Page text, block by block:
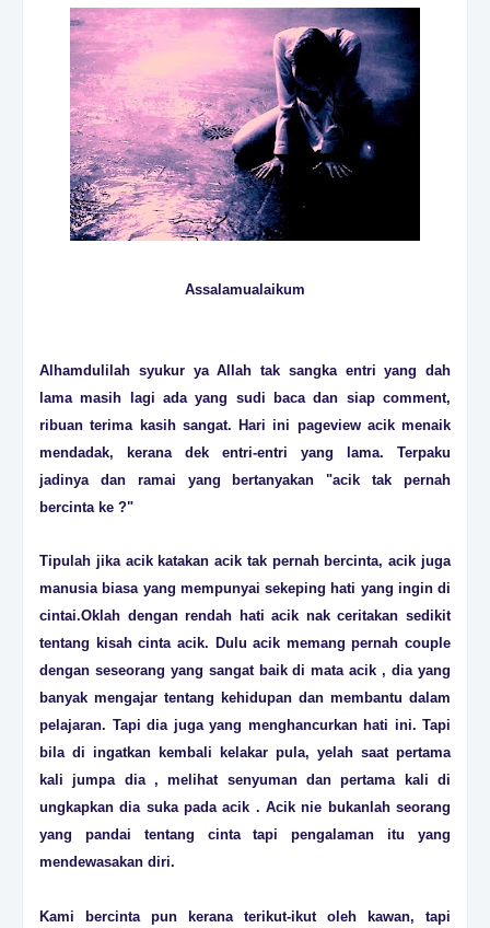
Assalamualaikum
Alhamdulilah syukur ya Allah tak sangka entri yang dah
lama masih lagi ada yang sudi baca dan siap comment,
ribuan terima kasih sangat. Hari ini pageview acik menaik
mendadak, kerana dek entri-entri yang lama. Terpaku
jadinya dan ramai yang bertanyakan "acik tak pernah
bercinta ke ?"
Tipulah jika acik katakan acik tak pernah bercinta, acik juga
manusia biasa yang mempunyai sekeping hati yang ingin di
cintai.Oklah dengan rendah hati acik nak ceritakan sedikit
tentang kisah cinta acik. Dulu acik memang pernah couple
dengan seseorang yang sangat baik di mata acik , dia yang
banyak mengajar tentang kehidupan dan membantu dalam
pelajaran. Tapi dia juga yang menghancurkan hati ini. Tapi
bila di ingatkan kembali kelakar pula, yelah saat pertama
kali jumpa dia , melihat senyuman dan pertama kali di
ungkapkan dia suka pada acik . Acik nie bukanlah seorang
yang pandai tentang cinta tapi pengalaman itu yang
mendewasakan diri.
Kami bercinta pun kerana terikut-ikut oleh kawan, tapi